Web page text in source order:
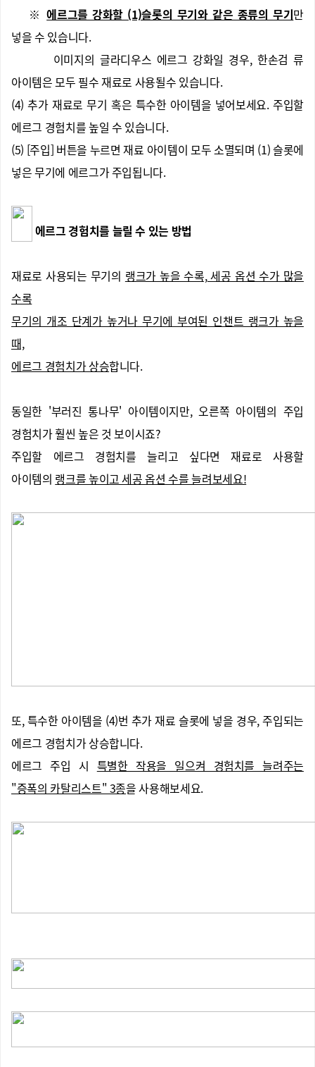
※에르그를 강화할 (1)슬롯의 무기와 같은 종류의 무기만
넣을 수 있습니다.
이미지의 글라디우스 에르그 강화일 경우, 한손검 류
아이템은 모두 필수 재료로 사용될수 있습니다.
(4) 추가 재료로 무기 혹은 특수한 아이템을 넣어보세요. 주입할
에르그 경험치를 높일 수 있습니다.
(5) [주입] 버튼을 누르면 재료 아이템이 모두 소멸되며 (1) 슬롯에
넣은 무기에 에르그가 주입됩니다.
에르그 경험치를 늘릴 수 있는 방법
재료로 사용되는 무기의 랭크가 높을 수록, 세공 옵션 수가 많을
수록
무기의 개조 단계가 높거나 무기에 부여된 인챈트 랭크가 높을
때,
에르그 경험치가 상승합니다.
동일한 '부러진 통나무' 아이템이지만, 오른쪽 아이템의 주입
경험치가 훨씬 높은 것 보이시죠?
주입할 에르그 경험치를 늘리고 싶다면 재료로 사용할
아이템의 랭크를 높이고 세공 옵션 수를 늘려보세요!
또, 특수한 아이템을 (4)번 추가 재료 슬롯에 넣을 경우, 주입되는
에르그 경험치가 상승합니다.
에르그 주입 시 특별한 작용을 일으켜 경험치를 늘려주는
"증폭의 카탈리스트" 3종을 사용해보세요.